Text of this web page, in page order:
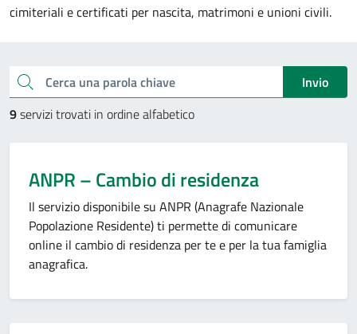
cimiteriali e certificati per nascita, matrimoni e unioni civili.
Cerca una parola chiave
Invio
9servizi trovati in ordine alfabetico
ANPR – Cambio di residenza
Il servizio disponibile su ANPR (Anagrafe Nazionale
Popolazione Residente) ti permette di comunicare
online il cambio di residenza per te e per la tua famiglia
anagrafica.